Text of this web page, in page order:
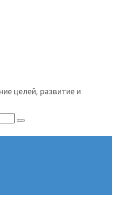
целей, развитие и